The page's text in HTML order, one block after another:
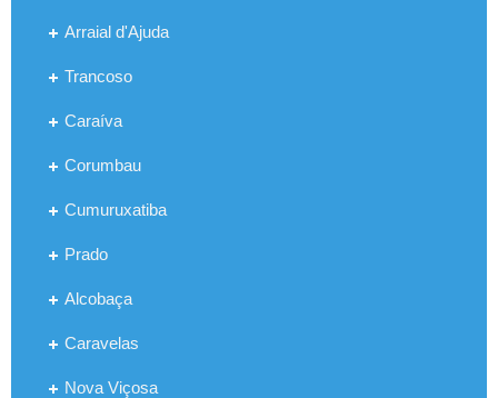
Arraial d'Ajuda
Trancoso
Caraíva
Corumbau
Cumuruxatiba
Prado
Alcobaça
Caravelas
Nova Viçosa